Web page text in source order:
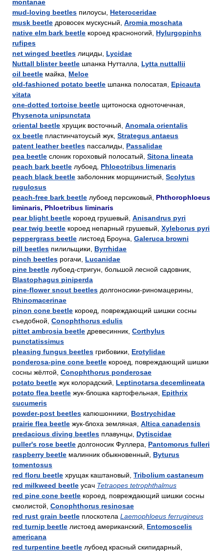
montanae
mud-loving beetles пилоусы, Heteroceridae
musk beetle дровосек мускусный, Aromia moschata
native elm bark beetle короед красноногий, Hylurgopinhs
rufipes
net winged beetles лициды, Lycidae
Nuttall blister beetle шпанка Нутталла, Lytta nuttallii
oil beetle майка, Meloe
old-fashioned potato beetle шпанка полосатая, Epicauta
vitata
one-dotted tortoise beetle щитоноска одноточечная,
Physenota unipunctata
oriental beetle хрущик восточный, Anomala orientalis
ox beetle пластинчатоусый жук, Strategus antaeus
patent leather beetles пассалиды, Passalidae
pea beetle слоник гороховый полосатый, Sitona lineata
peach bark beetle лубоед, Phloeotribus limenaris
peach black beetle заболонник морщинистый, Scolytus
rugulosus
peach-free bark beetle лубоед персиковый, Phthorophloeus
liminaris, Phloetribus liminaris
pear blight beetle короед грушевый, Anisandrus pyri
pear twig beetle короед непарный грушевый, Xyleborus pyri
peppergrass beetle листоед Броуна, Galeruca browni
pill beetles пилильщики, Byrrhidae
pinch beetles рогачи, Lucanidae
pine beetle лубоед-стригун, большой лесной садовник,
Blastophagus piniperda
pine-flower snout beetles долгоносики-риномацерины,
Rhinomacerinae
pinon cone beetle короед, повреждающий шишки сосны
съедобной, Conophthorus edulis
pittet ambrosia beetle древесинник, Corthylus
punctatissimus
pleasing fungus beetles грибовики, Erotylidae
ponderosa-pine cone beetle короед, повреждающий шишки
сосны жёлтой, Conophthorus ponderosae
potato beetle жук колорадский, Leptinotarsa decemlineata
potato flea beetle жук-блошка картофельная, Epithrix
cucumeris
powder-post beetles капюшонники, Bostrychidae
prairie flea beetle жук-блоха земляная, Altica canadensis
predacious diving beetles плавунцы, Dytiscidae
puller's rose beetle долгоносик Фуллера, Pantomorus fulleri
raspberry beetle малинник обыкновенный, Byturus
tomentosus
red floru beetle хрущак каштановый, Tribolium castaneum
red milkweed beetle усач Tetraopes tetrophthalmus
red pine cone beetle короед, повреждающий шишки сосны
смолистой, Conophthorus resinosae
red rust grain beetle плоскотела Laemophloeus ferrugineus
red turnip beetle листоед американский, Entomoscelis
americana
red turpentine beetle лубоед красный скипидарный,